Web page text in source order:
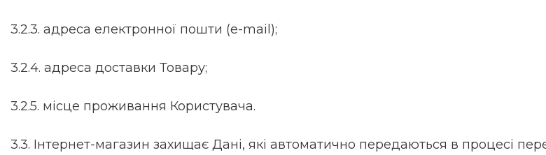
3.2.3. адреса електронної пошти (e-mail);
3.2.4. адреса доставки Товару;
3.2.5. місце проживання Користувача.
3.3. Інтернет-магазин захищає Дані, які автоматично передаються в процесі